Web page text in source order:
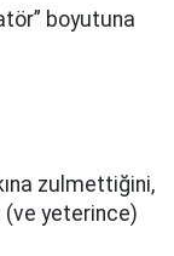
boyutuna
zulmettiğini,
(ve yeterince)